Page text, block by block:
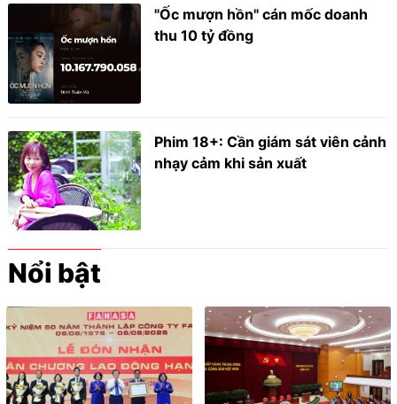
"Ốc mượn hồn" cán mốc doanh
thu 10 tỷ đồng
Phim 18+: Cần giám sát viên cảnh
nhạy cảm khi sản xuất
Nổi bật